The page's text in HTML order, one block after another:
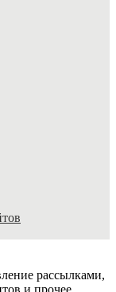
рассылками,
и прочее.